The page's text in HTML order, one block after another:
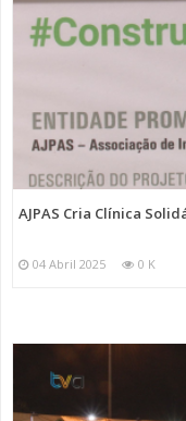
AJPAS Cria Clínica
04 Abril 2025 0 K